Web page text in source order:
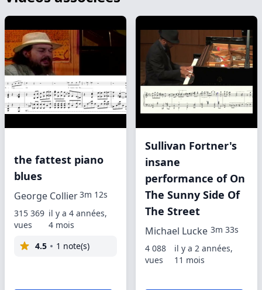
the fattest piano
blues
George Collier3m 12s
315 369
vues
il y a 4 années,
4 mois
4.5
1 note(s)
Sullivan Fortner's
insane
performance of On
The Sunny Side Of
The Street
Michael Lucke 3m 33s
4 088
vues
il y a 2 années,
11 mois